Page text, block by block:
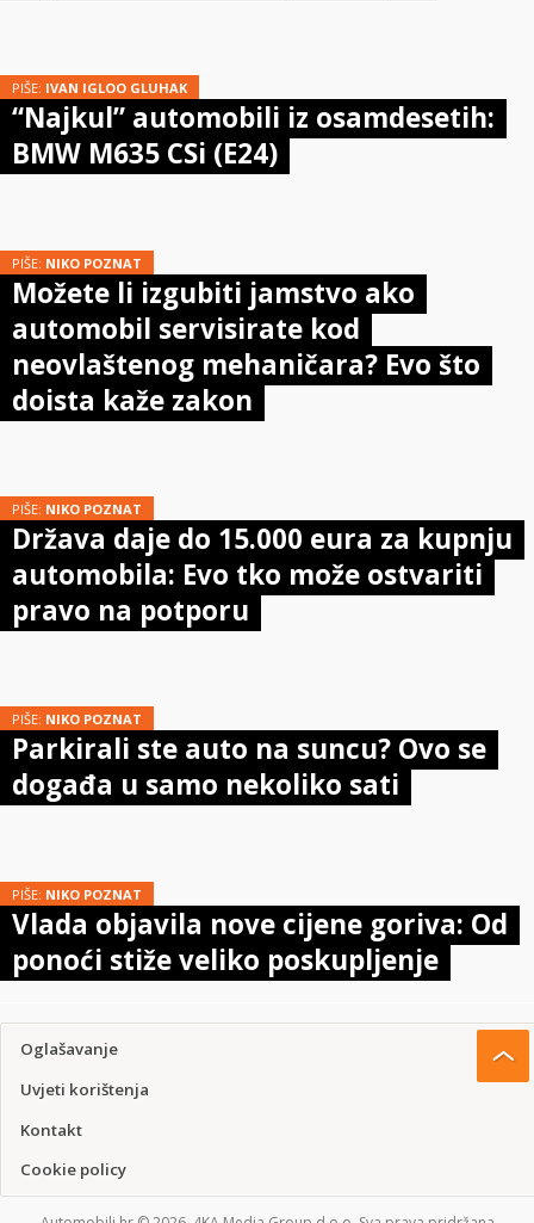
PIŠE: IVAN IGLOO GLUHAK
“Najkul” automobili iz osamdesetih:
BMW M635 CSi (E24)
PIŠE: NIKO POZNAT
Možete li izgubiti jamstvo ako
automobil servisirate kod
neovlaštenog mehaničara? Evo što
doista kaže zakon
PIŠE: NIKO POZNAT
Država daje do 15.000 eura za kupnju
automobila: Evo tko može ostvariti
pravo na potporu
PIŠE: NIKO POZNAT
Parkirali ste auto na suncu? Ovo se
događa u samo nekoliko sati
PIŠE: NIKO POZNAT
Vlada objavila nove cijene goriva: Od
ponoći stiže veliko poskupljenje
Oglašavanje
Uvjeti korištenja
Kontakt
Cookie policy